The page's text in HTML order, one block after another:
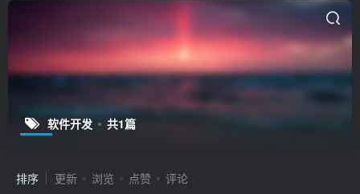
软件开发 共1篇
排序 更新 浏览 点赞 评论